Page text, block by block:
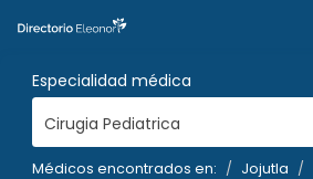
Especialidad médica
Cirugia Pediatrica
Médicos encontrados en: Jojutla